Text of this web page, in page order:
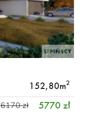
152,80m2
5770 zł
6170 zł